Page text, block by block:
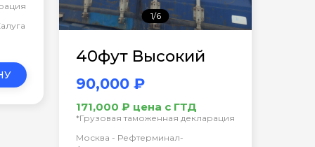
1/6
40фут Высокий
90,000 ₽
171,000 ₽ цена с ГТД
*Грузовая таможенная декларация
Москва - Рефтерминал-